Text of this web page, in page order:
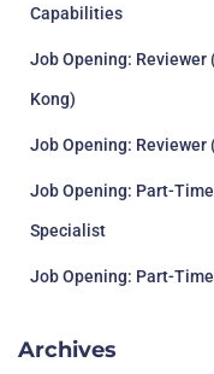
Capabilities
Job Opening:
Kong)
Job Opening:
Job Opening: Part-
Specialist
Job Opening: Part-
Archives